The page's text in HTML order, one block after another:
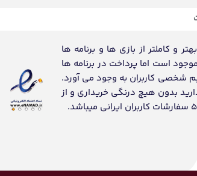
و کاملتر از بازی ها و برنامه ها
موجود است اما پرداخت در برنامه ها
شخصی کاربران به وجود می آورد.
بدون هیچ درنگی خریداری و از